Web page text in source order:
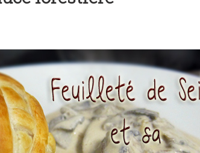
Vegan | Clémence Catz | + Recette